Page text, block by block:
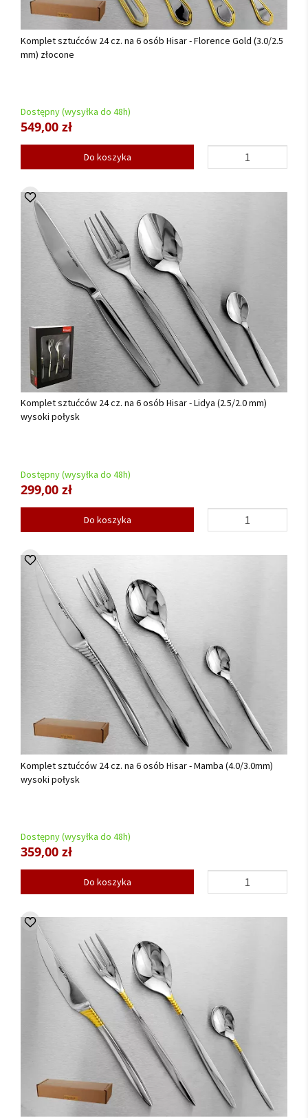
Komplet sztućców 24 cz. na 6 osób Hisar - Florence Gold (3.0/2.5
mm) złocone
Dostępny (wysyłka do 48h)
549,00 zł
Do koszyka
Komplet sztućców 24 cz. na 6 osób Hisar - Lidya (2.5/2.0 mm)
wysoki połysk
Dostępny (wysyłka do 48h)
299,00 zł
Do koszyka
Komplet sztućców 24 cz. na 6 osób Hisar - Mamba (4.0/3.0mm)
wysoki połysk
Dostępny (wysyłka do 48h)
359,00 zł
Do koszyka